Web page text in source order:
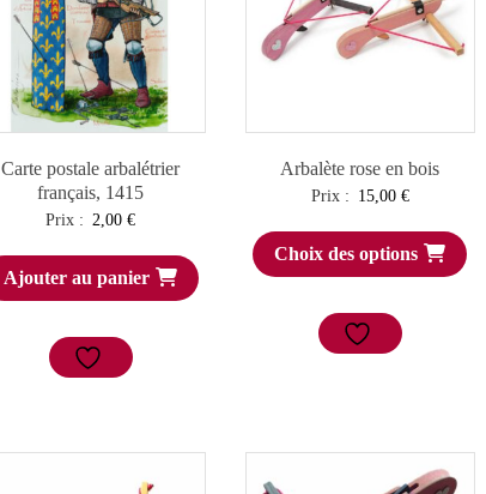
Carte postale arbalétrier
français, 1415
Prix : 2,00€
Ajouter au panier
Arbalète rose en bois
Prix : 15,00 €
Choix des options